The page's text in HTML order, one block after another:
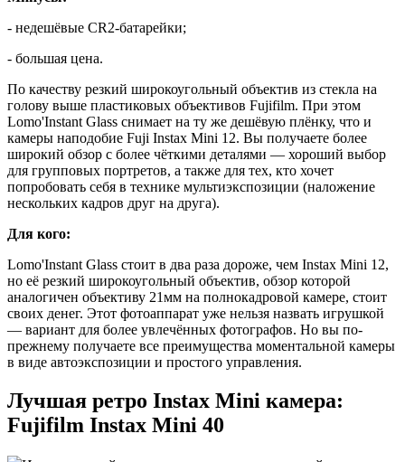
- недешёвые CR2-батарейки;
- большая цена.
По качеству резкий широкоугольный объектив из стекла на
голову выше пластиковых объективов Fujifilm. При этом
Lomo'Instant Glass снимает на ту же дешёвую плёнку, что и
камеры наподобие Fuji Instax Mini 12. Вы получаете более
широкий обзор с более чёткими деталями — хороший выбор
для групповых портретов, а также для тех, кто хочет
попробовать себя в технике мультиэкспозиции (наложение
нескольких кадров друг на друга).
Для кого:
Lomo'Instant Glass стоит в два раза дороже, чем Instax Mini 12,
но её резкий широкоугольный объектив, обзор которой
аналогичен объективу 21мм на полнокадровой камере, стоит
своих денег. Этот фотоаппарат уже нельзя назвать игрушкой
— вариант для более увлечённых фотографов. Но вы по-
прежнему получаете все преимущества моментальной камеры
в виде автоэкспозиции и простого управления.
Лучшая ретро Instax Mini камера:
Fujifilm Instax Mini 40